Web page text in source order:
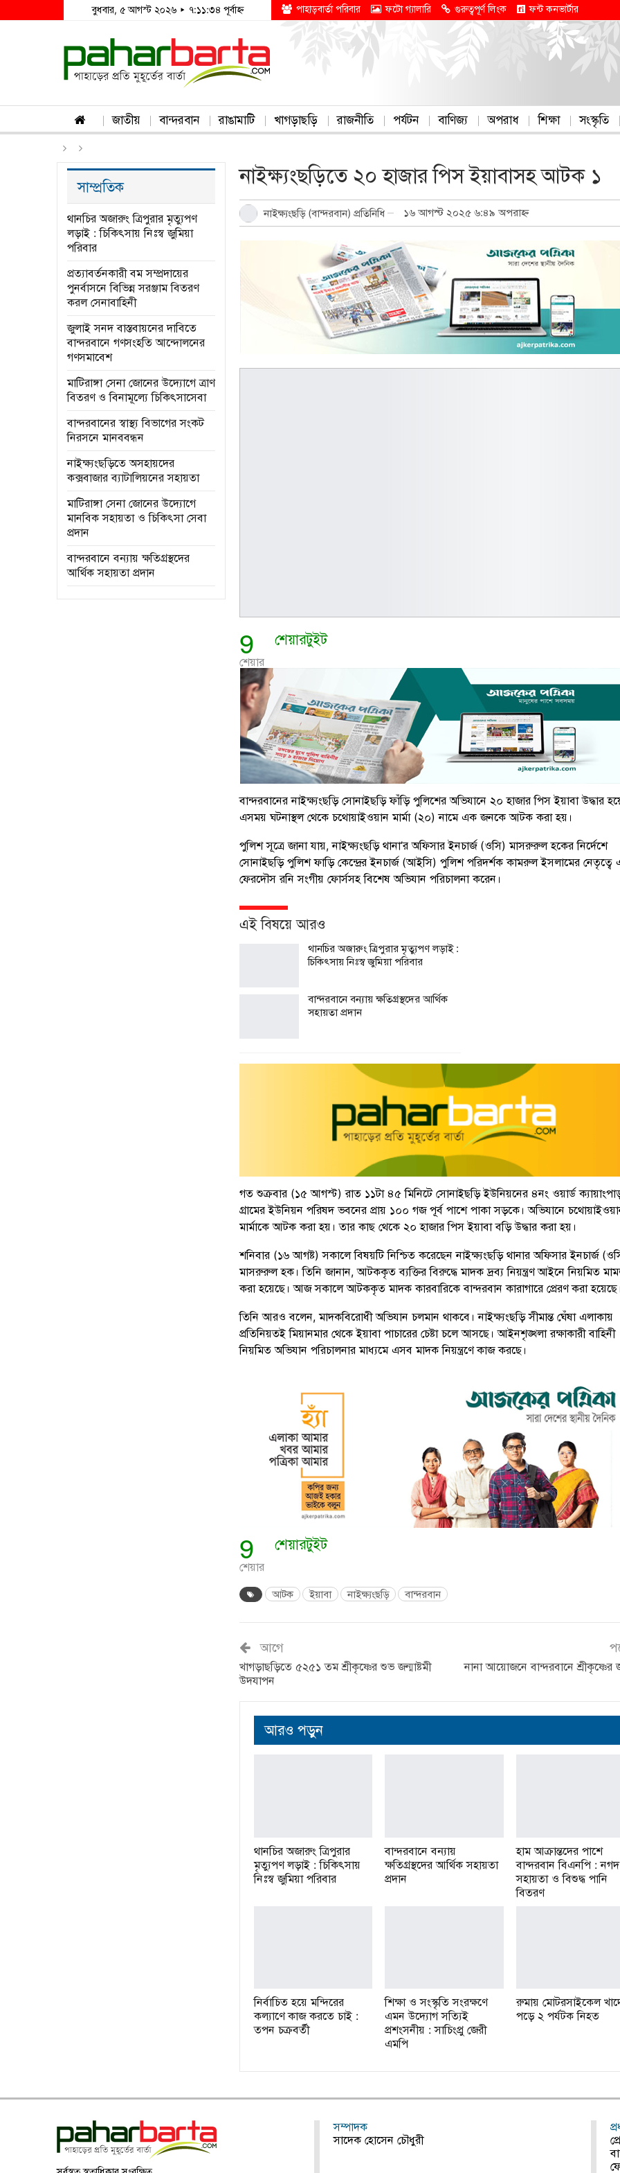
বুধবার, ৫ আগস্ট ২০২৬ ▸ ৭:১১:৩৪ পূর্বাহ্ন পাহাড়বার্তা পরিবার ফটো গ্যালারি গুরুত্বপূর্ণ লিংক ফন্ট কনভার্টার
জাতীয় বান্দরবান রাঙামাটি খাগড়াছড়ি রাজনীতি পর্যটন বাণিজ্য অপরাধ শিক্ষা সংস্কৃতি
নাইক্ষ্যংছড়িতে ২০ হাজার পিস ইয়াবাসহ আটক ১
নাইক্ষ্যংছড়ি (বান্দরবান) প্রতিনিধি ১৬ আগস্ট ২০২৫ ৬:৪৯ অপরাহ্ন
9
শেয়ার
শেয়ারটুইট
বান্দরবানের নাইক্ষ্যংছড়ি সোনাইছড়ি ফাঁড়ি পুলিশের অভিযানে ২০ হাজার পিস ইয়াবা উদ্ধার
এসময় ঘটনাস্থল থেকে চথোয়াইওয়ান মার্মা (২০) নামে এক জনকে আটক করা হয়।
পুলিশ সূত্রে জানা যায়, নাইক্ষ্যংছড়ি থানা’র অফিসার ইনচার্জ (ওসি) মাসরুরুল হকের নির্দেশে
সোনাইছড়ি পুলিশ ফাড়ি কেন্দ্রের ইনচার্জ (আইসি) পুলিশ পরিদর্শক কামরুল ইসলামের
ফেরদৌস রনি সংগীয় ফোর্সসহ বিশেষ অভিযান পরিচালনা করেন।
এই বিষয়ে আরও
থানচির অজারুং ত্রিপুরার মৃত্যুপণ লড়াই :
চিকিৎসায় নিঃস্ব জুমিয়া পরিবার
বান্দরবানে বন্যায় ক্ষতিগ্রস্থদের আর্থিক
সহায়তা প্রদান
গত শুক্রবার (১৫ আগস্ট) রাত ১১টা ৪৫ মিনিটে সোনাইছড়ি ইউনিয়নের ৪নং ওয়ার্ড
গ্রামের ইউনিয়ন পরিষদ ভবনের প্রায় ১০০ গজ পূর্ব পাশে পাকা সড়কে। অভিযানে
মার্মাকে আটক করা হয়। তার কাছ থেকে ২০ হাজার পিস ইয়াবা বড়ি উদ্ধার করা হয়।
শনিবার (১৬ আগষ্ট) সকালে বিষয়টি নিশ্চিত করেছেন নাইক্ষ্যংছড়ি থানার অফিসার ইনচার্জ
মাসরুরুল হক। তিনি জানান, আটককৃত ব্যক্তির বিরুদ্ধে মাদক দ্রব্য নিয়ন্ত্রণ আইনে নিয়মিত
করা হয়েছে। আজ সকালে আটককৃত মাদক কারবারিকে বান্দরবান কারাগারে প্রেরণ করা হয়েছে।
তিনি আরও বলেন, মাদকবিরোধী অভিযান চলমান থাকবে। নাইক্ষ্যংছড়ি সীমান্ত ঘেঁষা এলাকায়
প্রতিনিয়তই মিয়ানমার থেকে ইয়াবা পাচারের চেষ্টা চলে আসছে। আইনশৃঙ্খলা রক্ষাকারী বাহিনী
নিয়মিত অভিযান পরিচালনার মাধ্যমে এসব মাদক নিয়ন্ত্রণে কাজ করছে।
9
শেয়ার
শেয়ারটুইট
আটক ইয়াবা নাইক্ষ্যংছড়ি বান্দরবান
আগে
খাগড়াছড়িতে ৫২৫১ তম শ্রীকৃষ্ণের শুভ জন্মাষ্টমী
উদযাপন
নানা আয়োজনে বান্দরবানে শ্রীকৃষ্ণের
আরও পড়ুন
থানচির অজারুং ত্রিপুরার
মৃত্যুপণ লড়াই : চিকিৎসায়
নিঃস্ব জুমিয়া পরিবার
বান্দরবানে বন্যায়
ক্ষতিগ্রস্থদের আর্থিক সহায়তা
প্রদান
হাম আক্রান্তদের পাশে
বান্দরবান বিএনপি : নগদ
সহায়তা ও বিশুদ্ধ পানি
বিতরণ
নির্বাচিত হয়ে মন্দিরের
কল্যাণে কাজ করতে চাই :
তপন চক্রবর্তী
শিক্ষা ও সংস্কৃতি সংরক্ষণে
এমন উদ্যোগ সত্যিই
প্রশংসনীয় : সাচিংপ্রু জেরী
এমপি
রুমায় মোটরসাইকেল
পড়ে ২ পর্যটক নিহত
সাম্প্রতিক
থানচির অজারুং ত্রিপুরার মৃত্যুপণ
লড়াই : চিকিৎসায় নিঃস্ব জুমিয়া
পরিবার
প্রত্যাবর্তনকারী বম সম্প্রদায়ের
পুনর্বাসনে বিভিন্ন সরঞ্জাম বিতরণ
করল সেনাবাহিনী
জুলাই সনদ বাস্তবায়নের দাবিতে
বান্দরবানে গণসংহতি আন্দোলনের
গণসমাবেশ
মাটিরাঙ্গা সেনা জোনের উদ্যোগে ত্রাণ
বিতরণ ও বিনামূল্যে চিকিৎসাসেবা
বান্দরবানের স্বাস্থ্য বিভাগের সংকট
নিরসনে মানববন্ধন
নাইক্ষ্যংছড়িতে অসহায়দের
কক্সবাজার ব্যাটালিয়নের সহায়তা
মাটিরাঙ্গা সেনা জোনের উদ্যোগে
মানবিক সহায়তা ও চিকিৎসা সেবা
প্রদান
বান্দরবানে বন্যায় ক্ষতিগ্রস্থদের
আর্থিক সহায়তা প্রদান
সম্পাদক
সাদেক হোসেন চৌধুরী